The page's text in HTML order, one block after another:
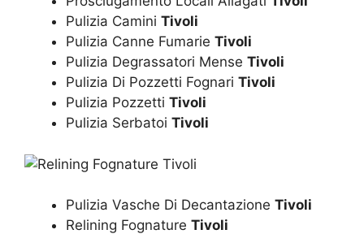
Pulizia Camini Tivoli
Pulizia Canne Fumarie Tivoli
Pulizia Degrassatori Mense Tivoli
Pulizia Di Pozzetti Fognari Tivoli
Pulizia Pozzetti Tivoli
Pulizia Serbatoi Tivoli
Pulizia Vasche Di Decantazione Tivoli
Relining Fognature Tivoli